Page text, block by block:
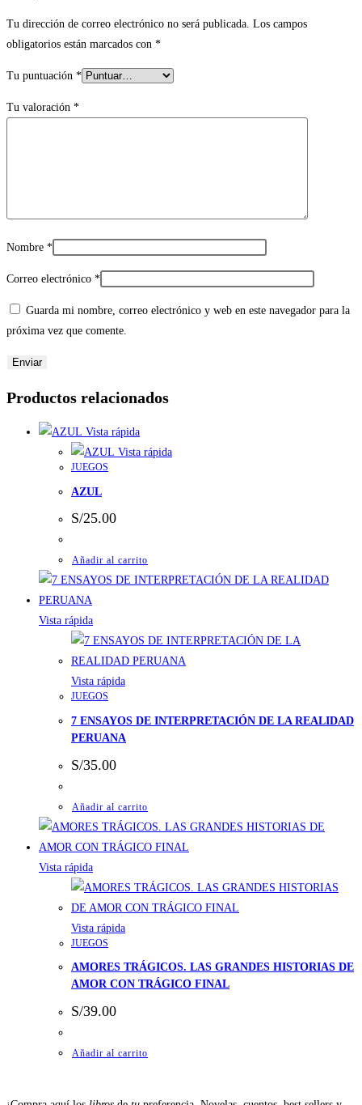
Tu dirección de correo electrónico no será publicada. Los campos
obligatorios están marcados con *
Tu puntuación *
Tu valoración *
Nombre *
Correo electrónico *
Guarda mi nombre, correo electrónico y web en este navegador para la
próxima vez que comente.
Productos relacionados
Vista rápida
Vista rápida
JUEGOS
AZUL
S/25.00
Añadir al carrito
Vista rápida
Vista rápida
JUEGOS
7 ENSAYOS DE INTERPRETACIÓN DE LA REALIDAD
PERUANA
S/35.00
Añadir al carrito
Vista rápida
Vista rápida
JUEGOS
AMORES TRÁGICOS. LAS GRANDES HISTORIAS DE
AMOR CON TRÁGICO FINAL
S/39.00
Añadir al carrito